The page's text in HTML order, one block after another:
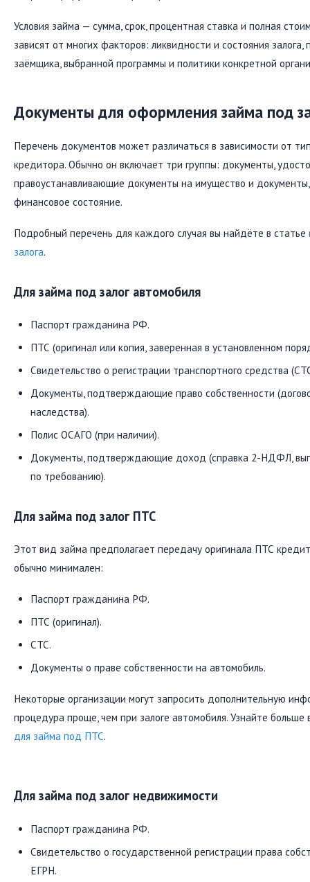
Условия займа — сумма, срок, процентная ставка и полная
зависят от многих факторов: ликвидности и состояния
заёмщика, выбранной программы и политики конкретной
Документы для оформления займа под
Перечень документов может различаться в зависимости от
кредитора. Обычно он включает три группы: документы,
правоустанавливающие документы на имущество и
финансовое состояние.
Подробный перечень для каждого случая вы найдёте в статье
залога.
Для займа под залог автомобиля
Паспорт гражданина РФ.
ПТС (оригинал или копия, заверенная в установленном
Свидетельство о регистрации транспортного средства
Документы, подтверждающие право собственности
наследства).
Полис ОСАГО (при наличии).
Документы, подтверждающие доход (справка 2-НДФЛ,
по требованию).
Для займа под залог ПТС
Этот вид займа предполагает передачу оригинала ПТС
обычно минимален:
Паспорт гражданина РФ.
ПТС (оригинал).
СТС.
Документы о праве собственности на автомобиль.
Некоторые организации могут запросить дополнительную
процедура проще, чем при залоге автомобиля. Узнайте больше
для займа под ПТС.
Для займа под залог недвижимости
Паспорт гражданина РФ.
Свидетельство о государственной регистрации права
ЕГРН.